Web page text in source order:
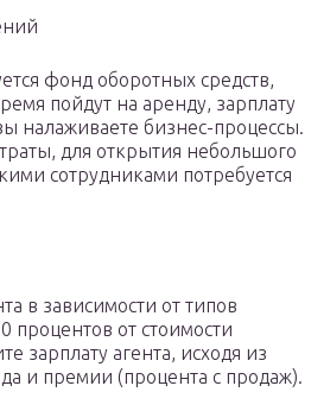
фонд оборотных средств,
пойдут на аренду, зарплату
налаживаете бизнес-процессы.
для открытия небольшого
сотрудниками потребуется
в зависимости от типов
процентов от стоимости
зарплату агента, исходя из
и премии (процента с продаж).